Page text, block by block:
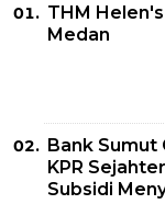
THM
Medan
Bank Sumut
KPR
Subsidi